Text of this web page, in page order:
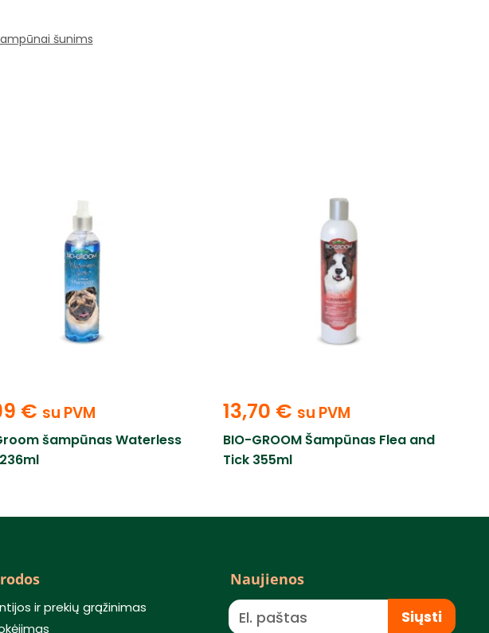
šunims
€ su PVM
šampūnas Waterless
13,70 € su PVM
BIO-GROOM Šampūnas Flea and
Tick 355ml
ir prekių grąžinimas
Naujienos
Siųsti